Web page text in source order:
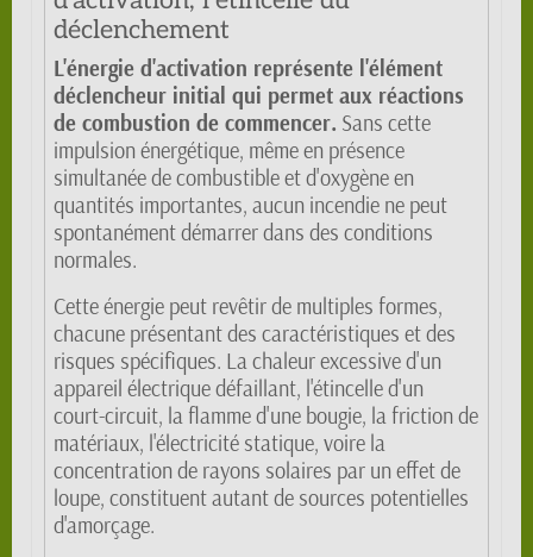
déclenchement
L'énergie d'activation représente l'élément
déclencheur initial qui permet aux réactions
de combustion de commencer. Sans cette
impulsion énergétique, même en présence
simultanée de combustible et d'oxygène en
quantités importantes, aucun incendie ne peut
spontanément démarrer dans des conditions
normales.
Cette énergie peut revêtir de multiples formes,
chacune présentant des caractéristiques et des
risques spécifiques. La chaleur excessive d'un
appareil électrique défaillant, l'étincelle d'un
court-circuit, la flamme d'une bougie, la friction de
matériaux, l'électricité statique, voire la
concentration de rayons solaires par un effet de
loupe, constituent autant de sources potentielles
d'amorçage.